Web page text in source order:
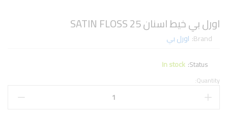
اورل بي خيط اسنان SATIN FLOSS 25
Brand: اورل بي
Status:
In stock
Quantity: